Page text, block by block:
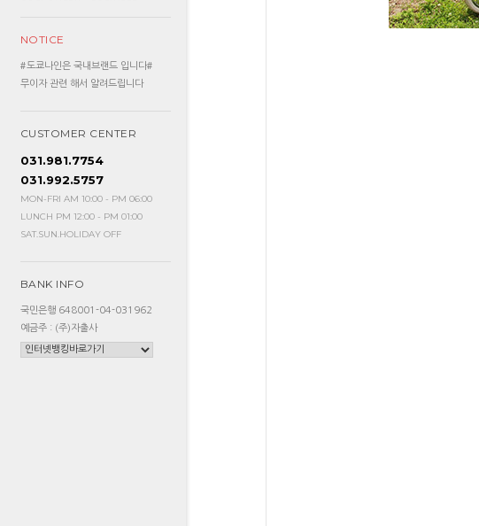
NOTICE
#도쿄나인은 국내브랜드 입니다#
무이자 관련 해서 알려드립니다
CUSTOMER CENTER
031.981.7754
031.992.5757
MON-FRI AM 10:00 - PM 06:00
LUNCH PM 12:00 - PM 01:00
SAT.SUN.HOLIDAY OFF
BANK INFO
국민은행 648001-04-031962
예금주 : (주)자출사